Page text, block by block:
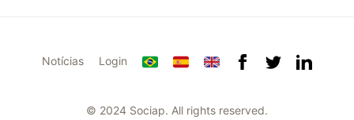
Notícias Login
© 2024 Sociap. All rights reserved.